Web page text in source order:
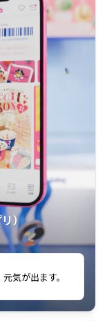
）
気が出ます。
うのが楽しいで